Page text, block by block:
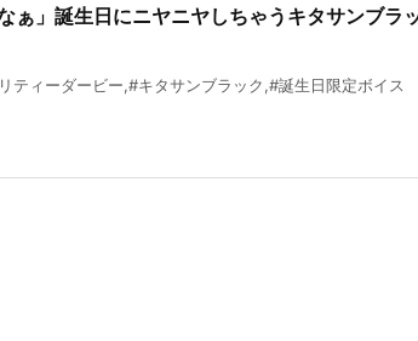
なぁ」誕生日にニヤニヤしちゃうキタサンブラ
ティーダービー,#キタサンブラック,#誕生日限定ボイス